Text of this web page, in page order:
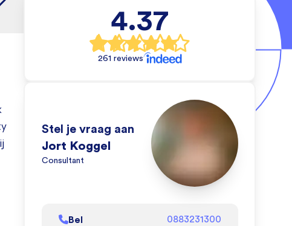
je
video
hoe
4.37
261 reviews
Stel je vraag aan
Jort Koggel
Consultant
Bel 0883231300